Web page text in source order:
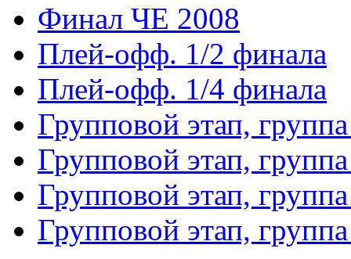
Финал ЧЕ 2008
Плей-офф. 1/2 финала
Плей-офф. 1/4 финала
Групповой этап,
Групповой этап,
Групповой этап,
Групповой этап,